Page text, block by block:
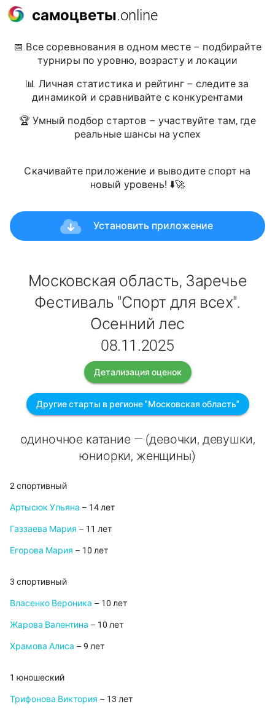
самоцветы.online
📅 Все соревнования в одном месте – подбирайте
турниры по уровню, возрасту и локации
📊 Личная статистика и рейтинг – следите за
динамикой и сравнивайте с конкурентами
🏆 Умный подбор стартов – участвуйте там, где
реальные шансы на успех
Скачивайте приложение и выводите спорт на
новый уровень! ⬇️🚀
Установить приложение
Московская область, Заречье
Фестиваль "Спорт для всех".
Осенний лес
08.11.2025
Детализация оценок
Другие старты в регионе "Московская область"
одиночное катание — (девочки, девушки,
юниорки, женщины)
2 спортивный
Артысюк Ульяна – 14 лет
Газзаева Мария – 11 лет
Егорова Мария – 10 лет
3 спортивный
Власенко Вероника – 10 лет
Жарова Валентина – 10 лет
Храмова Алиса – 9 лет
1 юношеский
Трифонова Виктория – 13 лет